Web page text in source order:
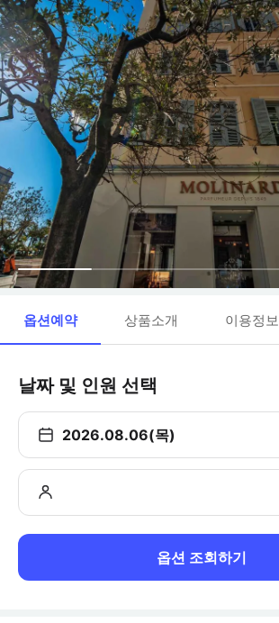
옵션예약 상품소개 이용정보
날짜 및 인원 선택
2026.08.06(목)
옵션 조회하기